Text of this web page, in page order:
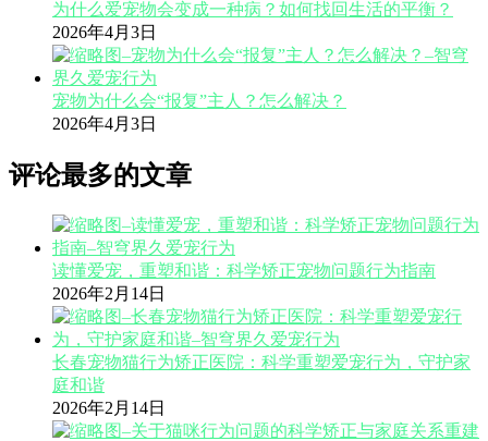
为什么爱宠物会变成一种病？如何找回生活的平衡？
2026年4月3日
宠物为什么会“报复”主人？怎么解决？
2026年4月3日
评论最多的文章
读懂爱宠，重塑和谐：科学矫正宠物问题行为指南
2026年2月14日
长春宠物猫行为矫正医院：科学重塑爱宠行为，守护家
庭和谐
2026年2月14日